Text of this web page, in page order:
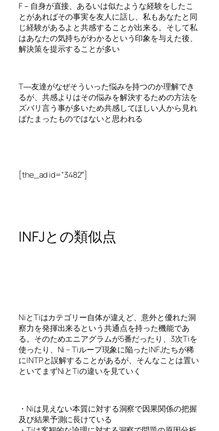
F－自身が直接、あるいは似たような経験をしたこ
とがあればその事実を友人に話し、私もあなたと同
じ経験があるよと共感することが出来る。そして私
はあなたの気持ちがわかるという印象を与えた後、
解決策を提示することが多い
T―友達がなぜそういった悩みを持つのか理解でき
るが、共感よりはその悩みを解決するための方法を
ズバリ言う事が多いため共感してほしい人から見れ
ばたまったものではないと思われる
[the_ad id=”3482″]
INFJとの類似点
NiとTiはカテゴリー自体が違えど、意外と優れた洞
察力を発揮出来るという共通点を持った機能であ
る。そのためエニアグラムが5番だったり、3次Tiを
使ったり、Ni – Tiループ現象に陥ったINFJたちが稀
にINTPと誤解することがあるが、そんなことは置い
といてまずNiとTiの違いを見ていく
・Niは見えない本質に対する洞察で因果関係の把握
及び結果予測に長けている